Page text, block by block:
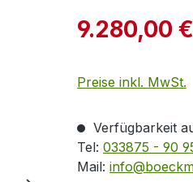
9.280,00 €
Preise inkl. MwSt.
Verfügbarkeit
Tel: 033875 - 90
Mail: